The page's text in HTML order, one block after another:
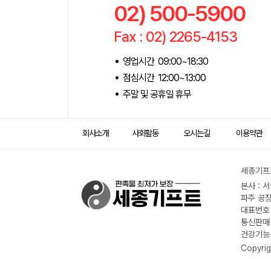
02) 500-5900
Fax : 02) 2265-4153
영업시간 09:00~18:30
점심시간 12:00~13:00
주말 및 공휴일 휴무
회사소개 사회활동 오시는길 이용약관
세종기
본사 :
파주 공
대표번
통신판
건강기